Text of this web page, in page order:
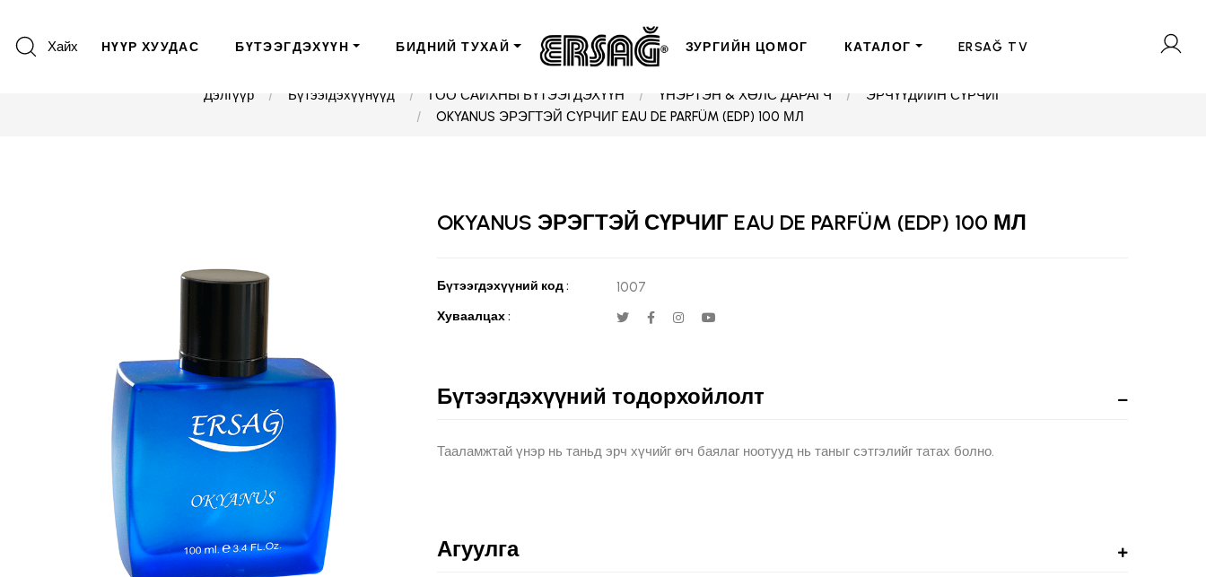
Хайх НҮҮР ХУУДАС БҮТЭЭГДЭХҮҮН БИДНИЙ ТУХАЙ ЗУРГИЙН ЦОМОГ КАТАЛОГ ERSAĞ TV
Дэлгүүр Бүтээгдэхүүнүүд ГОО САЙХНЫ БҮТЭЭГДЭХҮҮН ҮНЭРТЭН & ХӨЛС ДАРАГЧ
ЭРЧҮҮДИЙН СҮРЧИГ
OKYANUS ЭРЭГТЭЙ СҮРЧИГ EAU DE PARFÜM (EDP) 100 МЛ
OKYANUS ЭРЭГТЭЙ СҮРЧИГ EAU DE PARFÜM (EDP) 100 МЛ
Бүтээгдэхүүний код : 1007
Хуваалцах :
Бүтээгдэхүүний тодорхойлолт
Тааламжтай үнэр нь таньд эрч хүчийг өгч баялаг ноотууд нь таныг сэтгэлийг татах болно.
Агуулга